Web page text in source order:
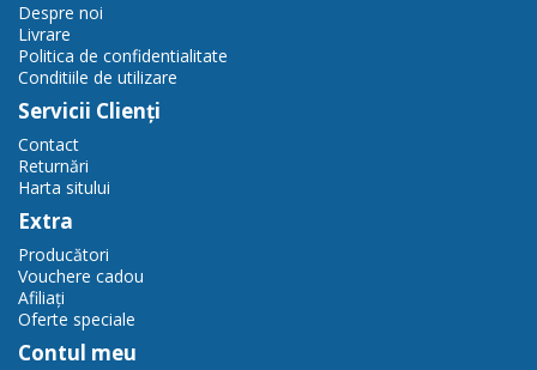
Despre noi
Livrare
Politica de confidentialitate
Conditiile de utilizare
Servicii Clienţi
Contact
Returnări
Harta sitului
Extra
Producători
Vouchere cadou
Afiliaţi
Oferte speciale
Contul meu